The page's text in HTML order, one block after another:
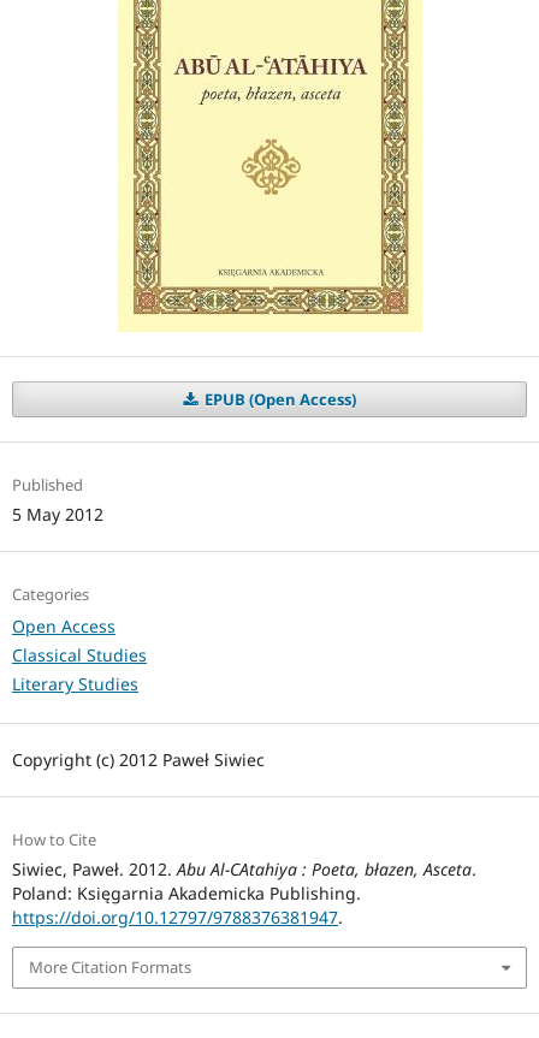
EPUB (Open Access)
Published
5 May 2012
Categories
Open Access
Classical Studies
Literary Studies
Copyright (c) 2012 Paweł Siwiec
How to Cite
Siwiec, Paweł. 2012.Abu Al-CAtahiya : Poeta, błazen, Asceta.
Poland: Księgarnia Akademicka Publishing.
https://doi.org/10.12797/9788376381947.
More Citation Formats